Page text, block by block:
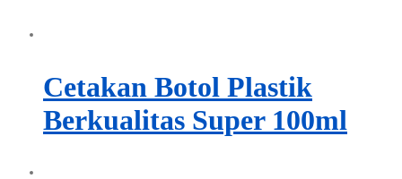
Cetakan Botol Plastik
Berkualitas Super 100ml